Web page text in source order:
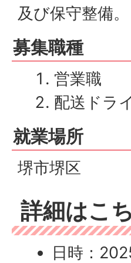
及び保守整備。
募集職種
営業職
配送ドラ
就業場所
堺市堺区
詳細はこ
日時：